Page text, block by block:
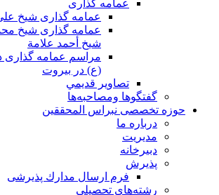
عمامه گذاری
عمامه گذاری شیخ
عمامه گذاری شيخ
شيخ أحمد علامة
مراسم عمامه گذاری
(ع) در بیروت
تصاویر قديمي
گفتگوها ومصاحبه‌ها
حوزه تخصصی نبراس المحققین
درباره ما
مديريت
دبيرخانه
پذيرش
فرم ارسال مدارك پذيرشى
رشته‌هاي تحصيلي